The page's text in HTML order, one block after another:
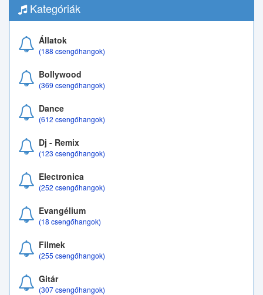
Kategóriák
Állatok
(188 csengőhangok)
Bollywood
(369 csengőhangok)
Dance
(612 csengőhangok)
Dj - Remix
(123 csengőhangok)
Electronica
(252 csengőhangok)
Evangélium
(18 csengőhangok)
Filmek
(255 csengőhangok)
Gitár
(307 csengőhangok)